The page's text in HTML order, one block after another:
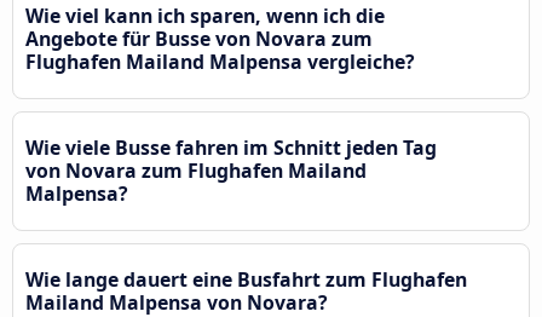
Wie viel kann ich sparen, wenn ich die
Angebote für Busse von Novara zum
Flughafen Mailand Malpensa vergleiche?
Wie viele Busse fahren im Schnitt jeden Tag
von Novara zum Flughafen Mailand
Malpensa?
Wie lange dauert eine Busfahrt zum Flughafen
Mailand Malpensa von Novara?